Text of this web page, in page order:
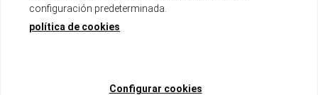
GO! GO! HEAVEN 02
configuración predeterminada.
política de cookies
Configurar cookies